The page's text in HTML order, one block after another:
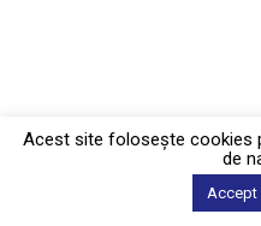
Acest site foloseşte cookies
de
Accept